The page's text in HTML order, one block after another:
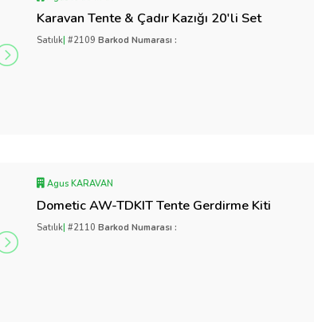
Karavan Tente & Çadır Kazığı 20'li Set
Satılık| #2109Barkod Numarası :
Agus KARAVAN
Dometic AW-TDKIT Tente Gerdirme Kiti
Satılık| #2110Barkod Numarası :